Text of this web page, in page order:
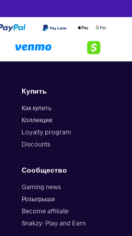
Купить
Как купить
Коллекции
Loyalty program
Discounts
Сообщество
Gaming news
Розыгрыши
Become affiliate
Snakzy: Play and Earn